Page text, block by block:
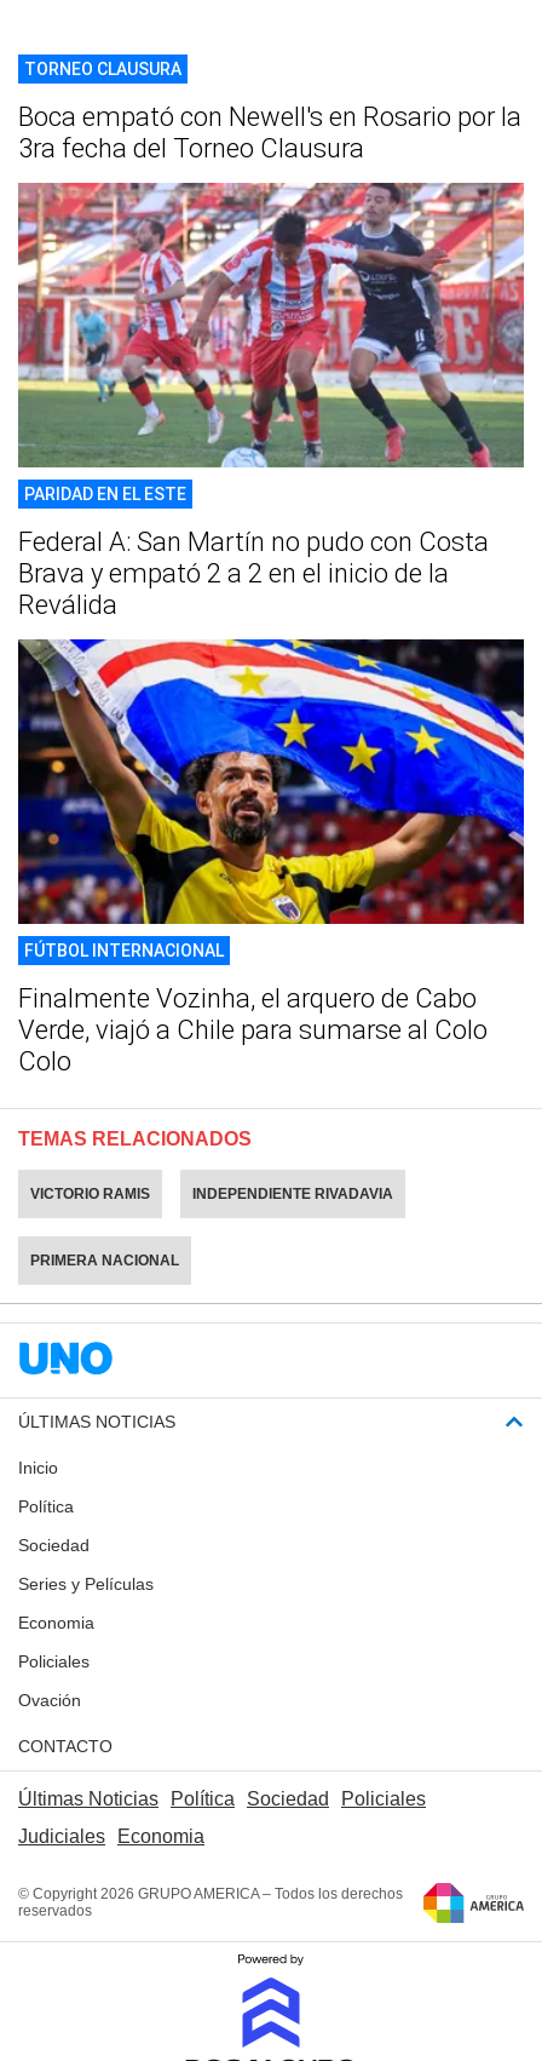
TORNEO CLAUSURA
Boca empató con Newell's en Rosario por la
3ra fecha del Torneo Clausura
PARIDAD EN EL ESTE
Federal A: San Martín no pudo con Costa
Brava y empató 2 a 2 en el inicio de la
Reválida
FÚTBOL INTERNACIONAL
Finalmente Vozinha, el arquero de Cabo
Verde, viajó a Chile para sumarse al Colo
Colo
TEMAS RELACIONADOS
VICTORIO RAMIS INDEPENDIENTE RIVADAVIA
PRIMERA NACIONAL
ÚLTIMAS NOTICIAS
Inicio
Política
Sociedad
Series y Películas
Economia
Policiales
Ovación
CONTACTO
Últimas Noticias Política Sociedad
Policiales
Judiciales
Economia
© Copyright 2026 GRUPO AMERICA – Todos los derechos
reservados